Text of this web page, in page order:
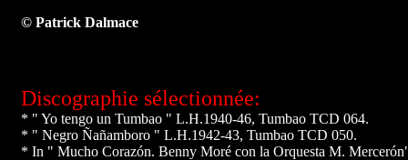
© Patrick Dalmace
Discographie sélectionnée:
* " Yo tengo un Tumbao " L.H.1940-46, Tumbao TCD 064.
* " Negro Ñañamboro " L.H.1942-43, Tumbao TCD 050.
* In " Mucho Corazón. Benny Moré con la Orquesta M.